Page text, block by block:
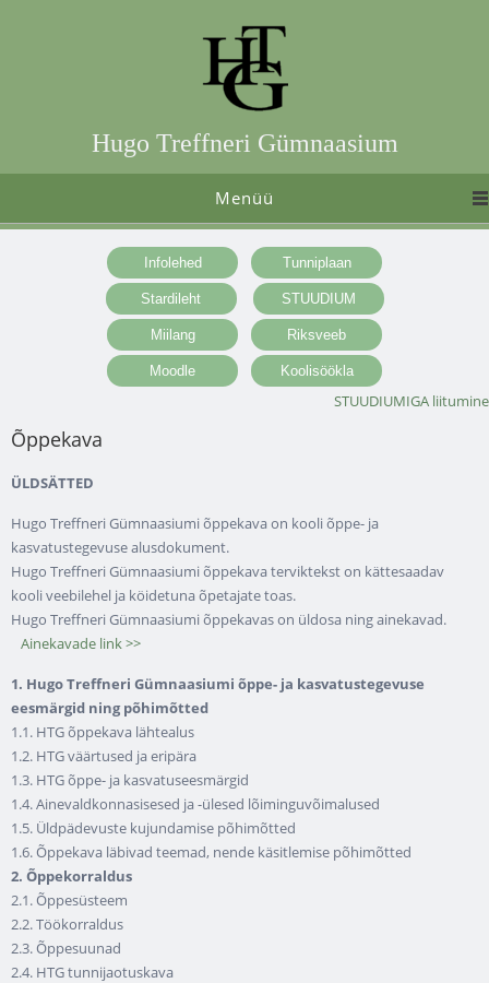
Hugo Treffneri Gümnaasium
Menüü
STUUDIUMIGA liitumine
Õppekava
ÜLDSÄTTED
Hugo Treffneri Gümnaasiumi õppekava on kooli õppe- ja
kasvatustegevuse alusdokument.
Hugo Treffneri Gümnaasiumi õppekava terviktekst on kättesaadav
kooli veebilehel ja köidetuna õpetajate toas.
Hugo Treffneri Gümnaasiumi õppekavas on üldosa ning ainekavad.
Ainekavade link >>
1. Hugo Treffneri Gümnaasiumi õppe- ja kasvatustegevuse
eesmärgid ning põhimõtted
1.1. HTG õppekava lähtealus
1.2. HTG väärtused ja eripära
1.3. HTG õppe- ja kasvatuseesmärgid
1.4. Ainevaldkonnasisesed ja -ülesed lõiminguvõimalused
1.5. Üldpädevuste kujundamise põhimõtted
1.6. Õppekava läbivad teemad, nende käsitlemise põhimõtted
2. Õppekorraldus
2.1. Õppesüsteem
2.2. Töökorraldus
2.3. Õppesuunad
2.4. HTG tunnijaotuskava